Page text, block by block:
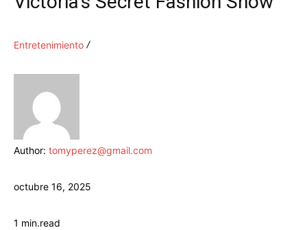
Entretenimiento
Author: tomyperez@gmail.com
octubre 16, 2025
1 min.read